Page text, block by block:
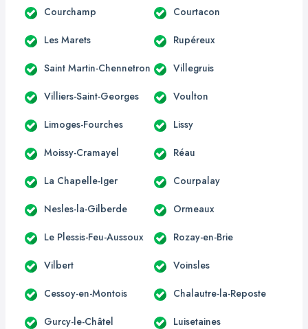
Courchamp Courtacon
Les Marets Rupéreux
Saint Martin-Chennetron Villegruis
Villiers-Saint-Georges Voulton
Limoges-Fourches Lissy
Moissy-Cramayel Réau
La Chapelle-Iger Courpalay
Nesles-la-Gilberde Ormeaux
Le Plessis-Feu-Aussoux Rozay-en-Brie
Vilbert Voinsles
Cessoy-en-Montois Chalautre-la-Reposte
Gurcy-le-Châtel Luisetaines